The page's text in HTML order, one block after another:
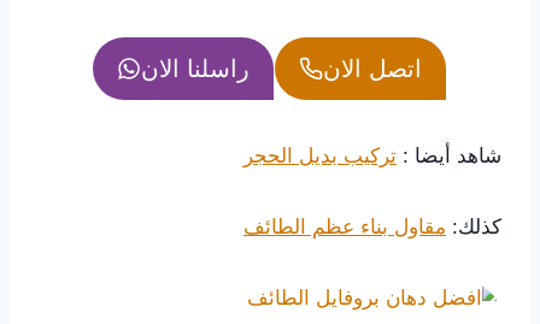
اتصل الان راسلنا الان
شاهد أيضا : تركيب بديل الحجر
كذلك: مقاول بناء عظم الطائف